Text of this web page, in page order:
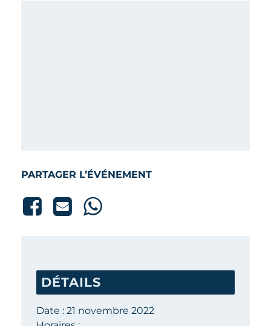
PARTAGER L’ÉVÉNEMENT
DÉTAILS
Date : 21 novembre 2022